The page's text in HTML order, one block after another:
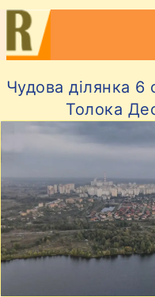
Чудова ділянка
Толока